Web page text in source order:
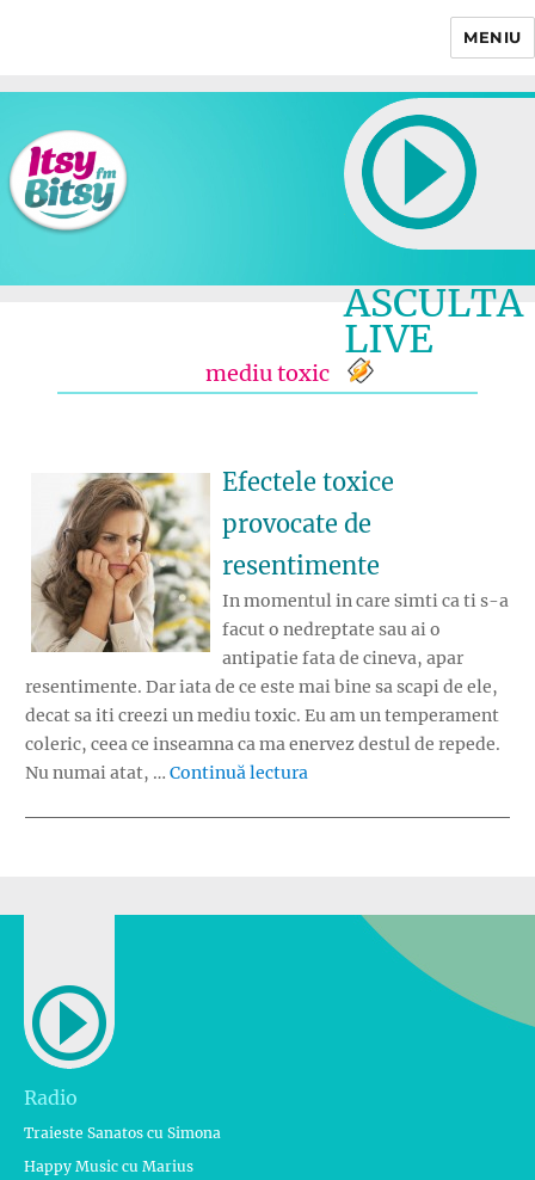
MENIU
ASCULTA
LIVE
mediu toxic
Efectele toxice
provocate de
resentimente
In momentul in care simti ca ti s-a
facut o nedreptate sau ai o
antipatie fata de cineva, apar
resentimente. Dar iata de ce este mai bine sa scapi de ele,
decat sa iti creezi un mediu toxic. Eu am un temperament
coleric, ceea ce inseamna ca ma enervez destul de repede.
Nu numai atat, … Continuă lectura
Radio
Traieste Sanatos cu Simona
Happy Music cu Marius